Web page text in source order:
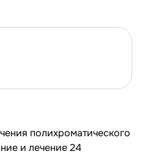
полихроматического
и лечение 24